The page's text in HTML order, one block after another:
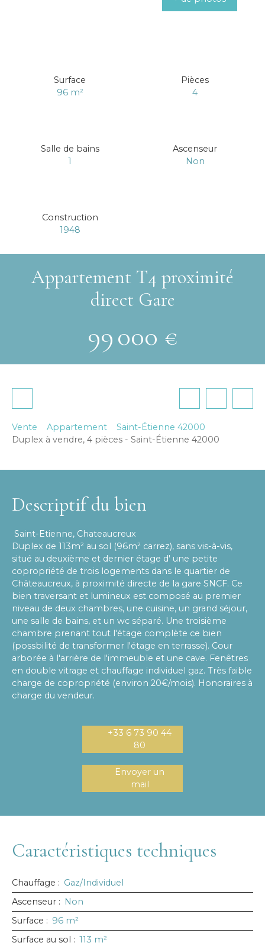
Surface
96 m²
Pièces
4
Salle de bains
1
Ascenseur
Non
Construction
1948
Appartement T4 proximité
direct Gare
99 000 €
Vente Appartement
Saint-Étienne 42000
Duplex à vendre, 4 pièces - Saint-Étienne 42000
Descriptif du bien
Saint-Etienne, Chateaucreux
Duplex de 113m² au sol (96m² carrez), sans vis-à-vis,
situé au deuxième et dernier étage d' une petite
copropriété de trois logements dans le quartier de
Châteaucreux, à proximité directe de la gare SNCF. Ce
bien traversant et lumineux est composé au premier
niveau de deux chambres, une cuisine, un grand séjour,
une salle de bains, et un wc séparé. Une troisième
chambre prenant tout l'étage complète ce bien
(possbilité de transformer l'étage en terrasse). Cour
arborée à l'arrière de l'immeuble et une cave. Fenêtres
en double vitrage et chauffage individuel gaz. Très faible
charge de copropriété (environ 20€/mois). Honoraires à
charge du vendeur.
+33 6 73 90 44
80
Envoyer un
mail
Caractéristiques techniques
Chauffage : Gaz/Individuel
Ascenseur : Non
Surface : 96 m²
Surface au sol : 113 m²